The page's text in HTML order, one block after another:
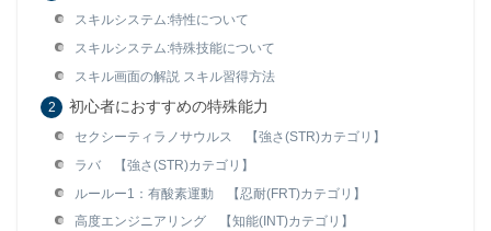
スキルシステム:特性について
スキルシステム:特殊技能について
スキル画面の解説 スキル習得方法
初心者におすすめの特殊能力
セクシーティラノサウルス 【強さ(STR)カテゴリ】
ラバ 【強さ(STR)カテゴリ】
ルールー1：有酸素運動 【忍耐(FRT)カテゴリ】
高度エンジニアリング 【知能(INT)カテゴリ】